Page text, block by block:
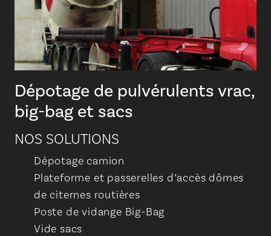
Dépotage de pulvérulents vrac,
big-bag et sacs
NOS SOLUTIONS
Dépotage camion
Plateforme et passerelles d’accès dômes
de citernes routières
Poste de vidange Big-Bag
Vide sacs